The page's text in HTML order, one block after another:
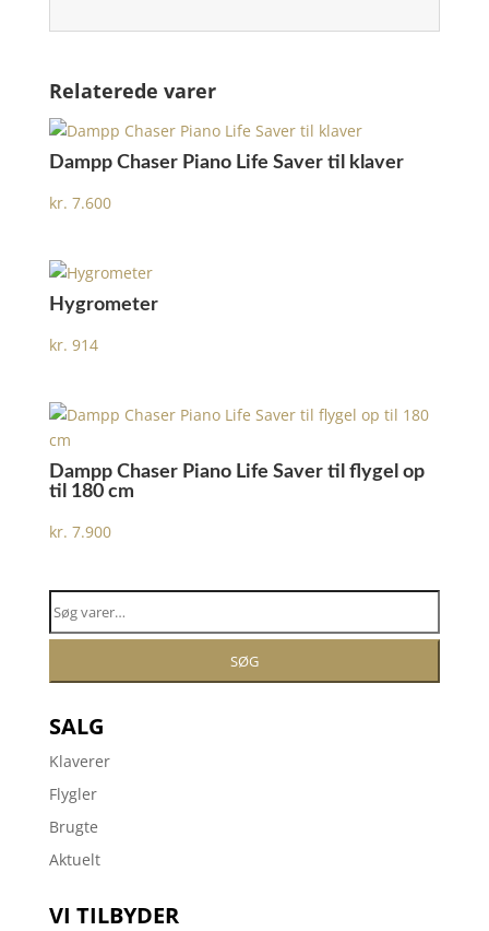
Relaterede varer
Dampp Chaser Piano Life Saver til klaver
kr. 7.600
Hygrometer
kr. 914
Dampp Chaser Piano Life Saver til flygel op
til 180 cm
kr. 7.900
efter:
SØG
SALG
Klaverer
Flygler
Brugte
Aktuelt
VI TILBYDER